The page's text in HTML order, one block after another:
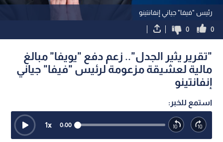
رئيس "فيفا" جياني إنفانتينو
0
0
"تقرير يثير الجدل".. زعم دفع "يويفا" مبالغ
مالية لعشيقة مزعومة لرئيس "فيفا" جياني
إنفانتينو
استمع للخبر:
0:00
1x